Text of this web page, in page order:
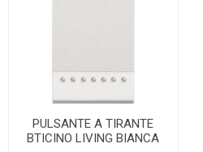
PULSANTE A TIRANTE
BTICINO LIVING BIANCA